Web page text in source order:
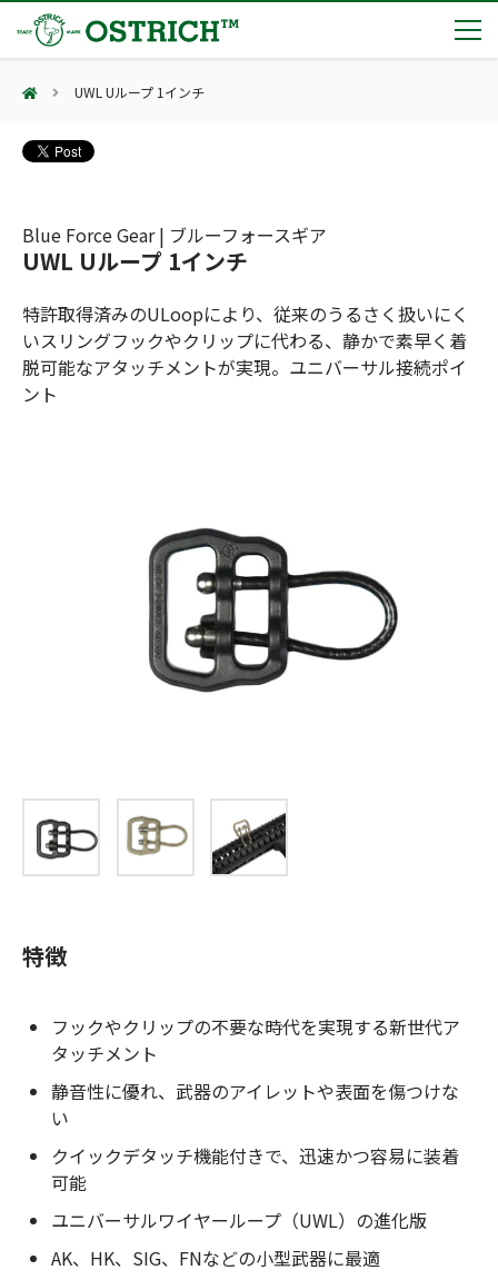
製品カテゴリー
輸血保冷庫
(Bear Avoidance)
防刃対策
(Cut Resistant)
止血・止血キット
(Massive Hemorrhage)
気道管理
(Airway)
呼吸管理
もっと見る
製品をキーワードで検索
夏季休業のお知らせ
第7回 地域×Tech東北 ご来場ありがとうございました！
2展示会【①危機管理産業展(RISCON TOKYO)2026】【②テロ対策特殊装備展（SEECAT）】に同時出展いたします
オーストリッチ熊対策カタログ
オーストリッチ防犯カタログ
会社案内
会社案内
会社概要
アクセス
カタログ
見積り
オンラインショップ
English
CLOSE
UWL Uループ 1インチ
Blue Force Gear | ブルーフォースギア
UWL Uループ 1インチ
特許取得済みのULoopにより、従来のうるさく扱いにく
いスリングフックやクリップに代わる、静かで素早く着
脱可能なアタッチメントが実現。ユニバーサル接続ポイ
ント
特徴
フックやクリップの不要な時代を実現する新世代ア
タッチメント
静音性に優れ、武器のアイレットや表面を傷つけな
い
クイックデタッチ機能付きで、迅速かつ容易に装着
可能
ユニバーサルワイヤーループ（UWL）の進化版
AK、HK、SIG、FNなどの小型武器に最適